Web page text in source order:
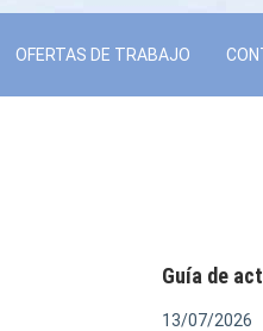
OFERTAS DE TRABAJO
Guía de
13/07/2026